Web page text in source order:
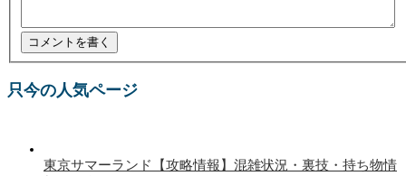
只今の人気ページ
東京サマーランド【攻略情報】混雑状況・裏技・持ち物情